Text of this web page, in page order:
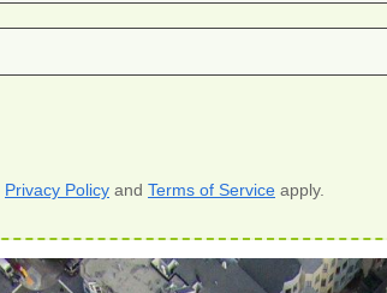
Privacy Policy and Terms of Service apply.